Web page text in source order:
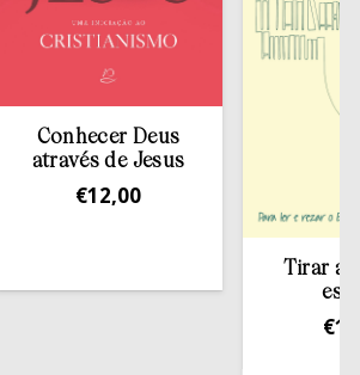
Conhecer Deus
através de Jesus
12,00
Tirar a
estante
13,50